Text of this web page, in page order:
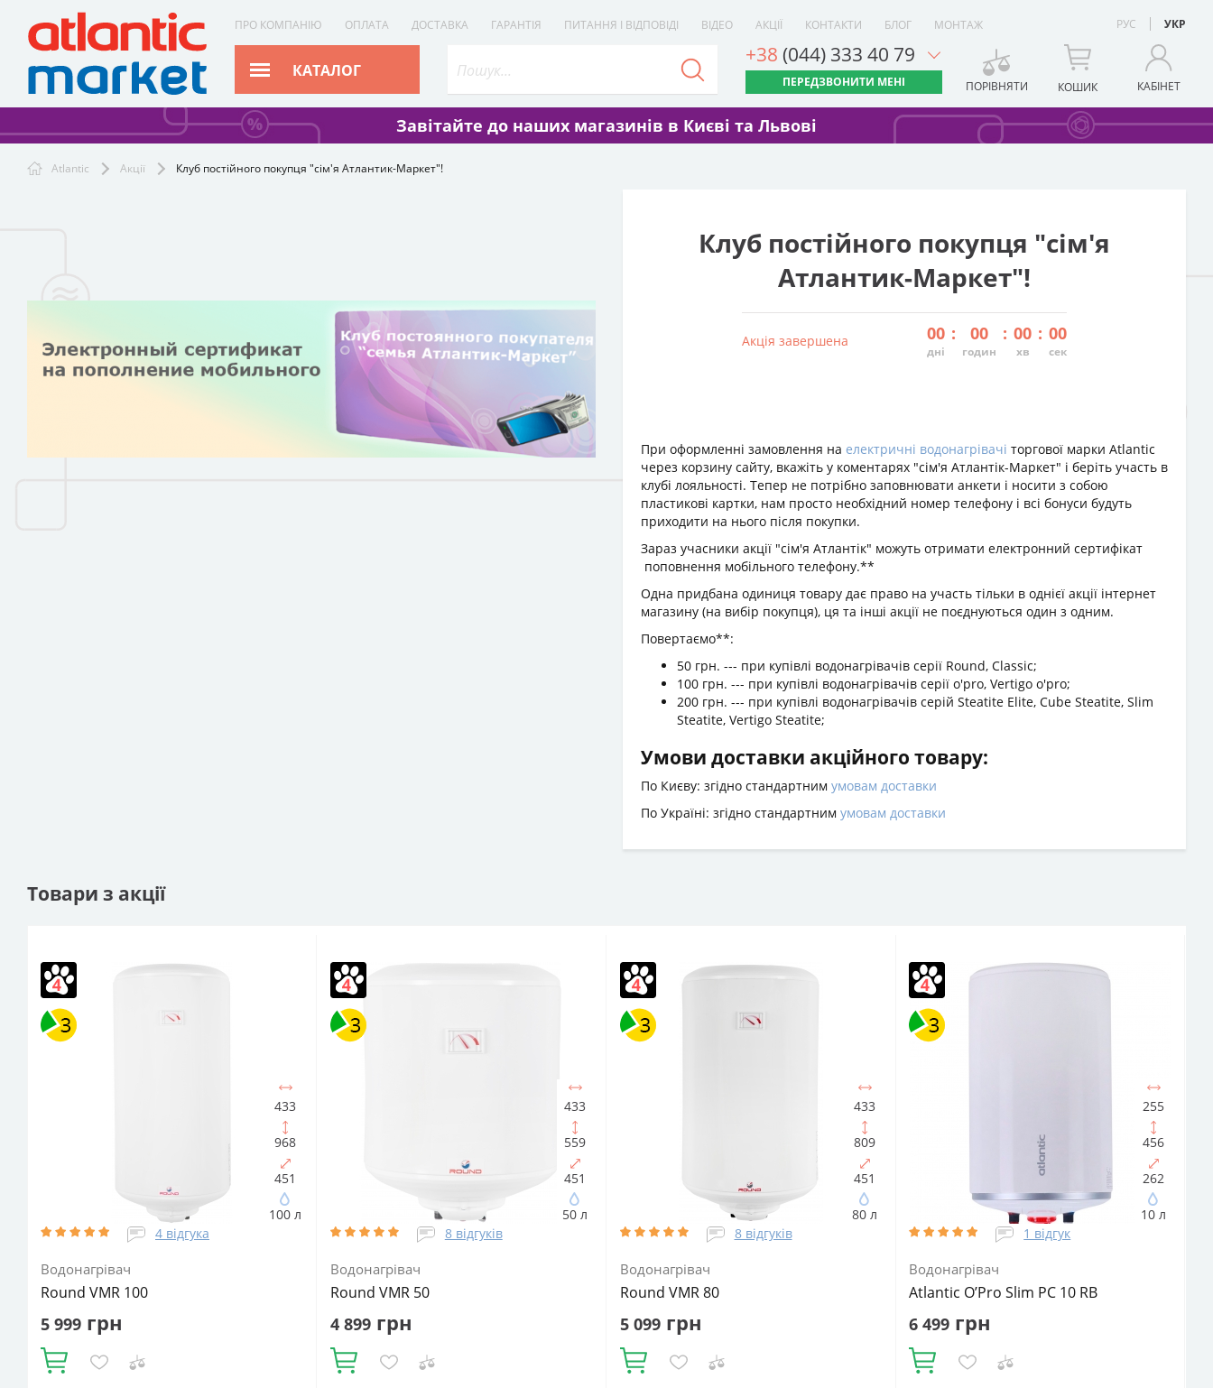
ПРО КОМПАНІЮ ОПЛАТА ДОСТАВКА ГАРАНТІЯ ПИТАННЯ І ВІДПОВІДІ ВІДЕО АКЦІЇ КОНТАКТИ БЛОГ МОНТАЖ РУС УКР
КАТАЛОГ
+38 (044) 333 40 79
ПЕРЕДЗВОНИТИ МЕНІ ПОРІВНЯТИ КОШИК КАБІНЕТ
Завітайте до наших магазинів в Києві та Львові
Atlantic Акції Клуб постійного покупця "сім'я Атлантик-Маркет"!
Клуб постійного покупця "сім'я
Атлантик-Маркет"!
Акція завершена 00
дні
: 00
годин
: 00
хв
: 00
сек
При оформленні замовлення на електричні водонагрівачі торгової марки Atlantic
через корзину сайту, вкажіть у коментарях "сім'я Атлантік-Маркет" і беріть участь в
клубі лояльності. Тепер не потрібно заповнювати анкети і носити з собою
пластикові картки, нам просто необхідний номер телефону і всі бонуси будуть
приходити на нього після покупки.
Зараз учасники акції "сім'я Атлантік" можуть отримати електронний сертифікат
поповнення мобільного телефону.**
Одна придбана одиниця товару дає право на участь тільки в однієї акції інтернет
магазину (на вибір покупця), ця та інші акції не поєднуються один з одним.
Повертаємо**:
50 грн. --- при купівлі водонагрівачів серії Round, Classic;
100 грн. --- при купівлі водонагрівачів серії o'pro, Vertigo o'pro;
200 грн. --- при купівлі водонагрівачів серій Steatite Elite, Cube Steatite, Slim
Steatite, Vertigo Steatite;
Умови доставки акційного товару:
По Києву: згідно стандартним умовам доставки
По Україні: згідно стандартним умовам доставки
Товари з акції
433
968
451
100 л
4 відгука
Водонагрівач
Round VMR 100
5 999 грн
Купити
433
559
451
50 л
8 відгуків
Водонагрівач
Round VMR 50
4 899грн
Купити
433
809
451
80 л
8 відгуків
Водонагрівач
Round VMR 80
5 099грн
Купити
255
456
262
10 л
1 відгук
Водонагрівач
Atlantic O’Pro Slim PC 10 RB
6 499 грн
Купити